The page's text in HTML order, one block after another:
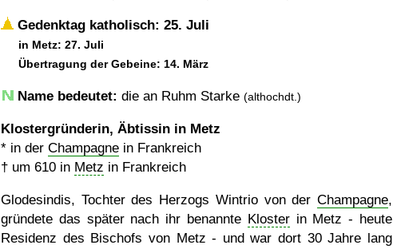
Gedenktag katholisch: 25. Juli
in Metz: 27. Juli
Übertragung der Gebeine: 14. März
Name bedeutet: die an Ruhm Starke (althochdt.)
Klostergründerin, Äbtissin in Metz
* in der Champagne in Frankreich
† um 610 in Metz in Frankreich
Glodesindis, Tochter des Herzogs Wintrio von der Champagne,
gründete das später nach ihr benannte Klosterin Metz - heute
Residenz des Bischofs von Metz - und war dort 30 Jahre lang